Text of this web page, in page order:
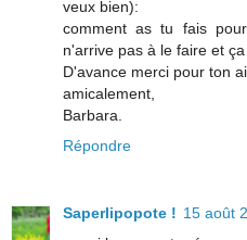
veux bien):
comment as tu fais
n'arrive pas à le faire et
D'avance merci pour ton
amicalement,
Barbara.
Répondre
Saperlipopote ! 15 août